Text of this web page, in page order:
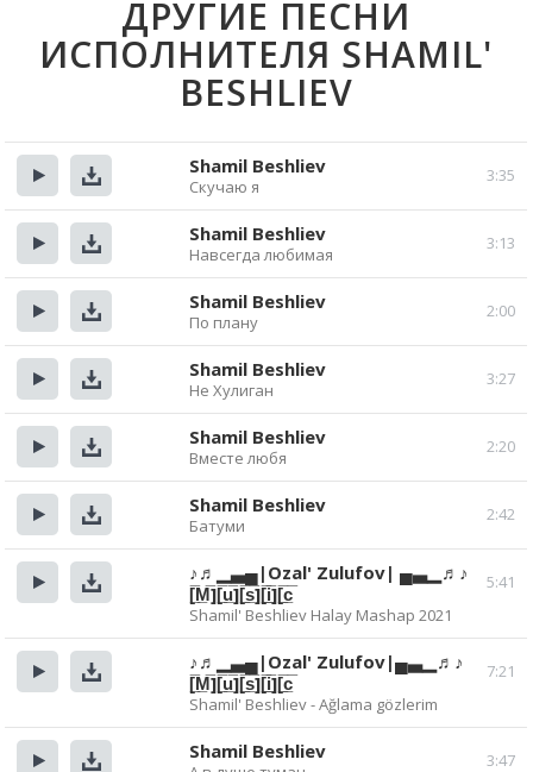
ДРУГИЕ ПЕСНИ
ИСПОЛНИТЕЛЯ SHAMIL'
BESHLIEV
Прослушать
Скачать
3:35
Shamil Beshliev
Скучаю я
Прослушать
Скачать
3:13
Shamil Beshliev
Навсегда любимая
Прослушать
Скачать
2:00
Shamil Beshliev
По плану
Прослушать
Скачать
3:27
Shamil Beshliev
Не Хулиган
Прослушать
Скачать
2:20
Shamil Beshliev
Вместе любя
Прослушать
Скачать
2:42
Shamil Beshliev
Батуми
5:41
♪♬▁▃▄|Ozal' Zulufov| ▄▃▁♬♪
[̲̅M̲̅][̲̅u̲̅][̲̅s̲̅][̲̅i̲̅][̲̅c̲̅
Shamil' Beshliev Halay Mashap 2021
7:21
♪♬▁▃▄|Ozal' Zulufov|▄▃▁♬♪
[̲̅M̲̅][̲̅u̲̅][̲̅s̲̅][̲̅i̲̅][̲̅c̲̅
Shamil' Beshliev - Ağlama gözlerim
3:47
Shamil Beshliev